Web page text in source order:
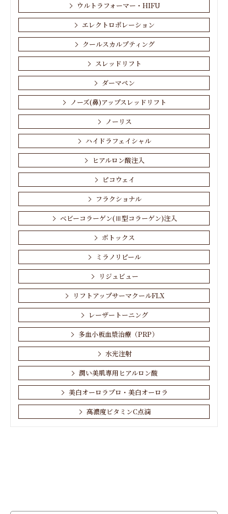
ウルトラフォーマー・HIFU
エレクトロポレーション
クールスカルプティング
スレッドリフト
ダーマペン
ノーズ(鼻)アップスレッドリフト
ノーリス
ハイドラフェイシャル
ヒアルロン酸注入
ピコウェイ
フラクショナル
ベビーコラーゲン(Ⅲ型コラーゲン)注入
ボトックス
ミラノリピール
リジュビュー
リフトアップサーマクールFLX
レーザートーニング
多血小板血漿治療（PRP）
水光注射
潤い美肌専用ヒアルロン酸
美白オーロラプロ・美白オーロラ
高濃度ビタミンC点滴